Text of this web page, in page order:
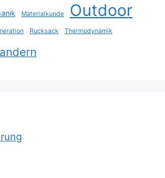
Materialkunde Outdoor
Rucksack Thermodynamik